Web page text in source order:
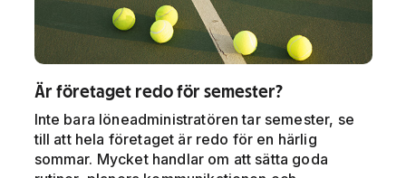
Är företaget redo för semester?
Inte bara löneadministratören tar semester, se
till att hela företaget är redo för en härlig
sommar. Mycket handlar om att sätta goda